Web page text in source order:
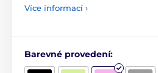
Více informací ›
Barevné provedení: